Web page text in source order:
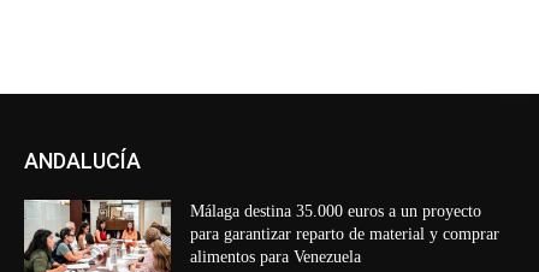
ANDALUCÍA
Málaga destina 35.000 euros a un proyecto
para garantizar reparto de material y comprar
alimentos para Venezuela